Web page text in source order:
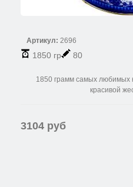
Артикул: 2696
1850 гр 80
1850 грамм самых любимых
красивой
3104 руб